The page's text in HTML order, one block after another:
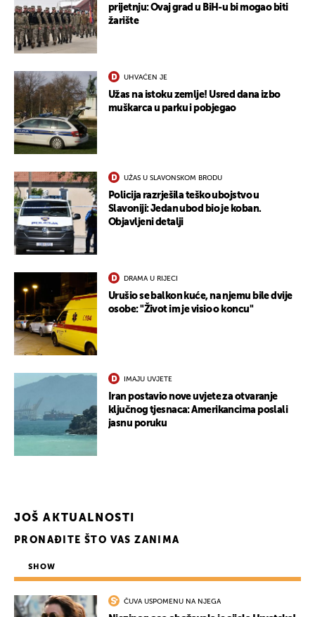
prijetnju: Ovaj grad u BiH-u bi mogao biti
žarište
UHVAĆEN JE
Užas na istoku zemlje! Usred dana izbo
muškarca u parku i pobjegao
UŽAS U SLAVONSKOM BRODU
Policija razrješila teško ubojstvo u
Slavoniji: Jedan ubod bio je koban.
Objavljeni detalji
DRAMA U RIJECI
Urušio se balkon kuće, na njemu bile dvije
osobe: "Život im je visio o koncu"
IMAJU UVJETE
Iran postavio nove uvjete za otvaranje
ključnog tjesnaca: Amerikancima poslali
jasnu poruku
JOŠ AKTUALNOSTI
PRONAĐITE ŠTO VAS ZANIMA
SHOW
ČUVA USPOMENU NA NJEGA